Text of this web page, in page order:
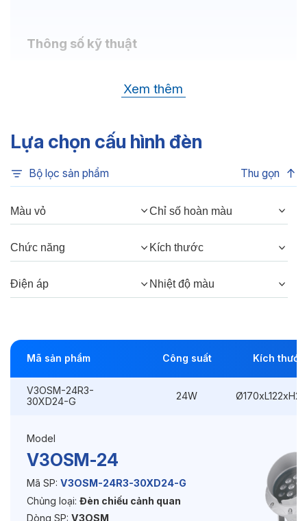
Thông số kỹ thuật
Đa sắc, Xanh dương, Xanh lá,
Chỉ số hoàn màu: CRI>80
Góc chiếu:30°, 15°, 5°
Công suất:24W
Kiểu lắp đặt:
Ghim / Cắm
Kích thước
Ø170xL122xH215mm
Điện áp:220VAC, 50Hz
Độ bền & tùy chọn mở rộng
Tuổi thọ:>30000h
Bảo hành:3 năm
Xem thêm
Lựa chọn cấu hình đèn
Bộ lọc sản phẩm Thu gọn
Màu vỏ Chỉ số hoàn màu
Chức năng Kích thước
Điện áp Nhiệt độ màu
Mã sản phẩm Công suất Kích thước
V3OSM-24R3-
30XD24-G
24W
Model
V3OSM-24
Mã SP: V3OSM-24R3-30XD24-G
Chủng loại: Đèn chiếu cảnh quan
Dòng SP: V3OSM